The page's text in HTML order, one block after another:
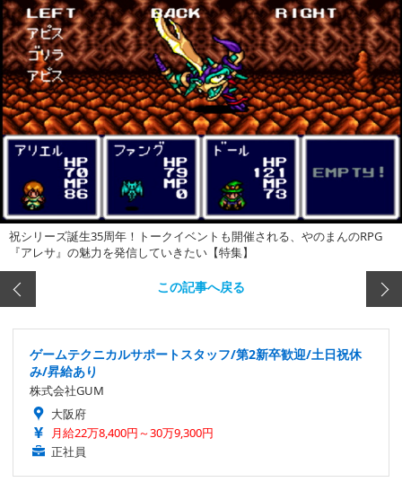
祝シリーズ誕生35周年！トークイベントも開催される、やのまんのRPG
『アレサ』の魅力を発信していきたい【特集】
この記事へ戻る
ゲームテクニカルサポートスタッフ/第2新卒歓迎/土日祝休
み/昇給あり
株式会社GUM
大阪府
月給22万8,400円～30万9,300円
正社員